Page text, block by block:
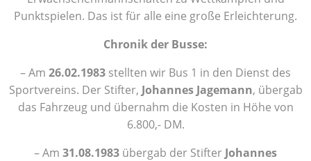
Punktspielen. Das ist für alle eine große Erleichterung.
Chronik der Busse:
– Am 26.02.1983 stellten wir Bus 1 in den Dienst des
Sportvereins. Der Stifter, Johannes Jagemann, übergab
das Fahrzeug und übernahm die Kosten in Höhe von
6.800,- DM.
– Am 31.08.1983 übergab der Stifter Johannes